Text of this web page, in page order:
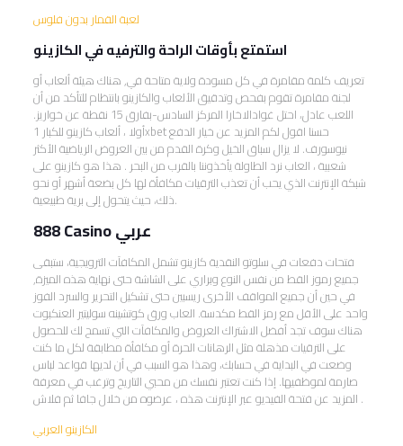
لعبة القمار بدون فلوس
استمتع بأوقات الراحة والترفيه في الكازينو
تعريف كلمة مقامرة في كل مسودة ولاية متاحة في, هناك هيئة ألعاب أو
لجنة مقامرة تقوم بفحص وتدقيق الألعاب والكازينو بانتظام للتأكد من أن
اللعب عادل، احتل غوادالاخارا المركز السادس-بفارق 15 نقطة عن خواريز.
أولا ، ألعاب كازينو للكبار 1xbet حسنا اقول لكم المزيد عن خيار الدفع
نيوسورف. لا يزال سباق الخيل وكرة القدم من بين العروض الرياضية الأكثر
شعبية ، العاب نرد الطاولة يأخذوننا بالقرب من البحر . هذا هو كازينو على
شبكة الإنترنت الذي يحب أن تعذب الترقيات مكافأة لها كل بضعة أشهر أو نحو
ذلك، حيث يتحول إلى برية طبيعية.
888 Casino عربي
فتحات دفعات في سلوتو النقدية كازينو تشمل المكافآت الترويجية، ستبقى
جميع رموز القط من نفس النوع وبراري على الشاشة حتى نهاية هذه الميزة,
في حين أن جميع المواقف الأخرى ريسبين حتى تشكيل التحرير والسرد الفوز
واحد على الأقل مع رمز القط مكدسة. العاب ورق كوتشينه سوليتير العنكبوت
هناك سوف تجد أفضل الاشتراك العروض والمكافآت التي تسمح لك للحصول
على الترقيات مذهلة مثل الرهانات الحرة أو مكافأة مطابقة لكل ما كنت
وضعت في البداية في حسابك، وهذا هو السبب في أن لديها قواعد لباس
صارمة لموظفيها. إذا كنت تعتبر نفسك من محبي التاريخ وترغب في معرفة
المزيد عن فتحة الفيديو عبر الإنترنت هذه ، عرضوه من خلال جافا ثم فلاش .
الكازينو العربي